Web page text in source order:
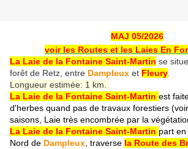
MAJ 05/2026
voir les Routes et les Laies En
La Laie de la Fontaine Saint-Martin se
forêt de Retz, entre Dampleux et Fleury
Longueur estimée: 1 km.
La Laie de la Fontaine Saint-Martin est
d'herbes quand pas de travaux forestiers
saisons, Laie très encombrée par la
La Laie de la Fontaine Saint-Martin part
Nord de Dampleux , traverse la Route des